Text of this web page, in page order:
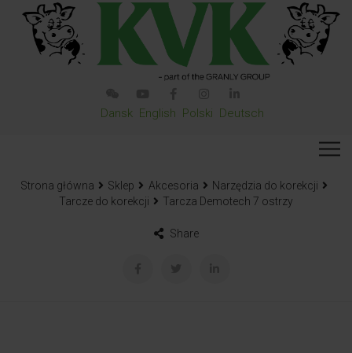
Dansk English Polski Deutsch
Strona główna Sklep Akcesoria
Narzędzia do korekcji
Tarcze do korekcji
Tarcza Demotech 7 ostrzy
Share